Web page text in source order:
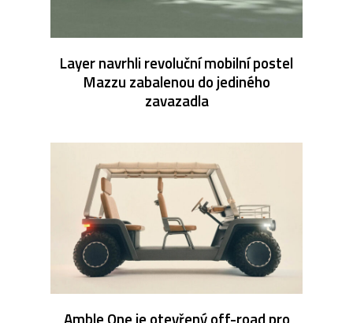
Layer navrhli revoluční mobilní postel
Mazzu zabalenou do jediného
zavazadla